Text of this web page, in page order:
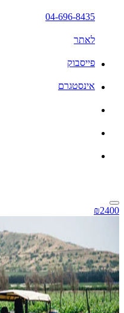
04-696-8435
לאתר
פייסבוק
אינסטגרם
₪2400